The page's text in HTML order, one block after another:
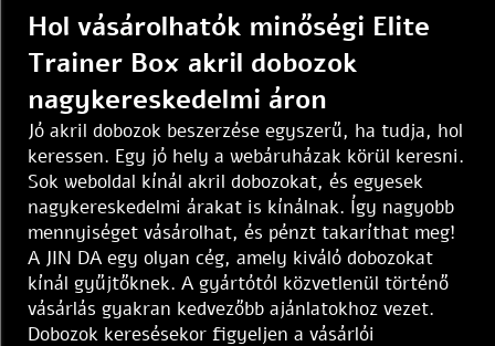
Hol vásárolhatók minőségi Elite
Trainer Box akril dobozok
nagykereskedelmi áron
Jó akril dobozok beszerzése egyszerű, ha tudja, hol
keressen. Egy jó hely a webáruházak körül keresni.
Sok weboldal kínál akril dobozokat, és egyesek
nagykereskedelmi árakat is kínálnak. Így nagyobb
mennyiséget vásárolhat, és pénzt takaríthat meg!
A JIN DA egy olyan cég, amely kiváló dobozokat
kínál gyűjtőknek. A gyártótól közvetlenül történő
vásárlás gyakran kedvezőbb ajánlatokhoz vezet.
Dobozok keresésekor figyeljen a vásárlói